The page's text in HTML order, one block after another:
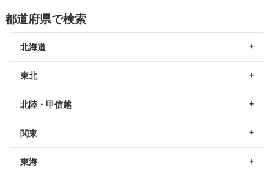
都道府県で検索
北海道
東北
北陸・甲信越
関東
東海